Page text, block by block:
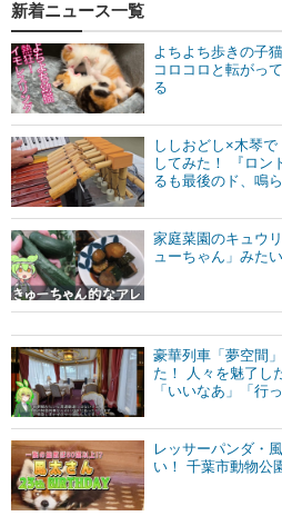
新着ニュース一覧
よちよち歩きの子
コロコロと転がっ
る
ししおどし×木琴
してみた！ 『ロン
るも最後のド、鳴
家庭菜園のキュウ
ューちゃん」みた
豪華列車「夢空間
た！ 人々を魅了し
「いいなあ」「行
レッサーパンダ・
い！ 千葉市動物公